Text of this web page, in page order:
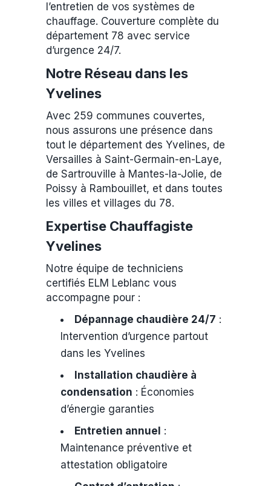
l’entretien de vos systèmes de
chauffage. Couverture complète du
département 78 avec service
d’urgence 24/7.
Notre Réseau dans les
Yvelines
Avec 259 communes couvertes,
nous assurons une présence dans
tout le département des Yvelines, de
Versailles à Saint-Germain-en-Laye,
de Sartrouville à Mantes-la-Jolie, de
Poissy à Rambouillet, et dans toutes
les villes et villages du 78.
Expertise Chauffagiste
Yvelines
Notre équipe de techniciens
certifiés ELM Leblanc vous
accompagne pour :
Dépannage chaudière 24/7 :
Intervention d’urgence partout
dans les Yvelines
Installation chaudière à
condensation : Économies
d’énergie garanties
Entretien annuel :
Maintenance préventive et
attestation obligatoire